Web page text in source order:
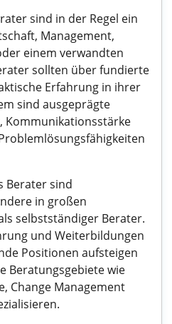
sind in der Regel ein
Management,
einem verwandten
sollten über fundierte
Erfahrung in ihrer
sind ausgeprägte
Kommunikationsstärke
Berater sind
in großen
selbstständiger Berater.
und Weiterbildungen
Positionen aufsteigen
Beratungsgebiete wie
Change Management